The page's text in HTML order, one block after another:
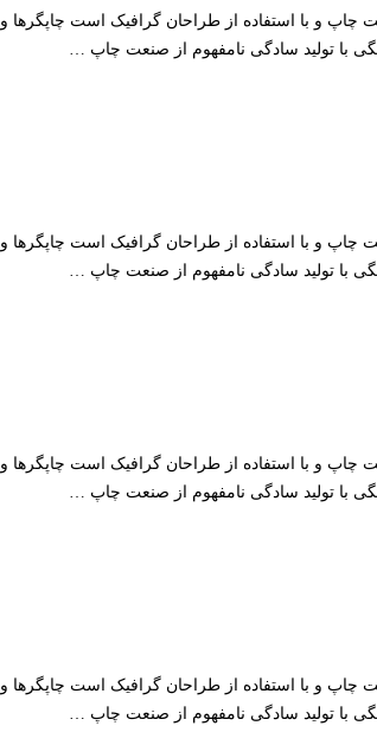
چاپ و با استفاده از طراحان گرافیک است چاپگرها و
با تولید سادگی نامفهوم از صنعت چاپ …
چاپ و با استفاده از طراحان گرافیک است چاپگرها و
با تولید سادگی نامفهوم از صنعت چاپ …
چاپ و با استفاده از طراحان گرافیک است چاپگرها و
با تولید سادگی نامفهوم از صنعت چاپ …
چاپ و با استفاده از طراحان گرافیک است چاپگرها و
با تولید سادگی نامفهوم از صنعت چاپ …